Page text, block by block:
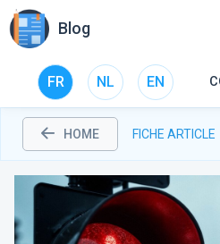
Blog
FR NL EN
HOME FICHE ARTICLE